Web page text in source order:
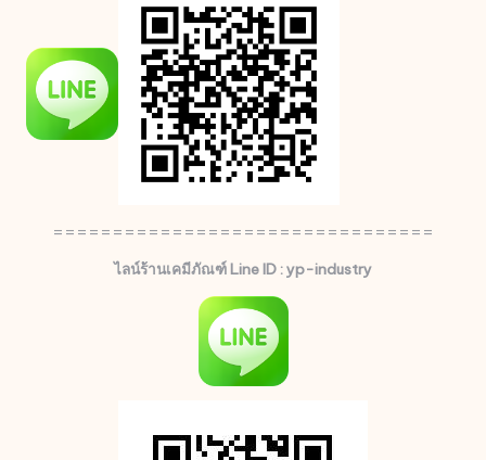
================================
ไลน์ร้านเคมีภัณฑ์ Line ID : yp-industry